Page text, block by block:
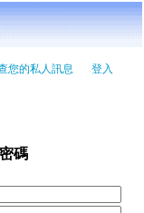
您的私人訊息 登入
碼